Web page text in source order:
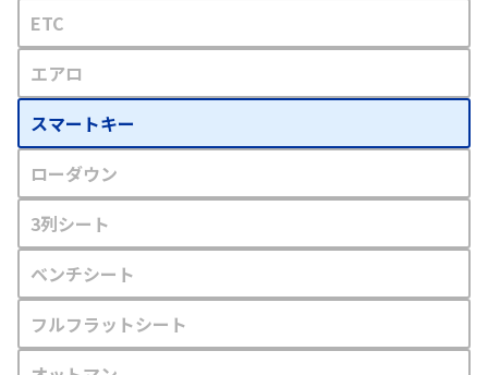
ETC
エアロ
スマートキー
ローダウン
3列シート
ベンチシート
フルフラットシート